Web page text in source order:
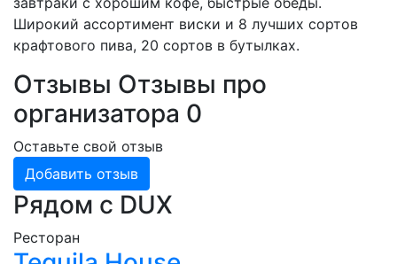
Широкий ассортимент виски и 8 лучших сортов
крафтового пива, 20 сортов в бутылках.
Отзывы Отзывы про
организатора 0
Оставьте свой отзыв
Добавить отзыв
Рядом с DUX
Ресторан